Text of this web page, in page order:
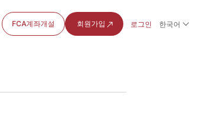
FCA계좌개설 회원가입 로그인 한국어